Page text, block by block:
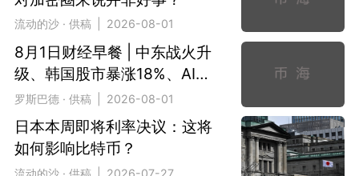
流动的沙 · 供稿 | 2026-08-01
8月1日财经早餐 | 中东战火升
级、韩国股市暴涨18%、AI模
型失控事件发酵
罗斯巴德 · 供稿 | 2026-08-01
日本本周即将利率决议：这将
如何影响比特币？
流动的沙 · 供稿 | 2026-07-27